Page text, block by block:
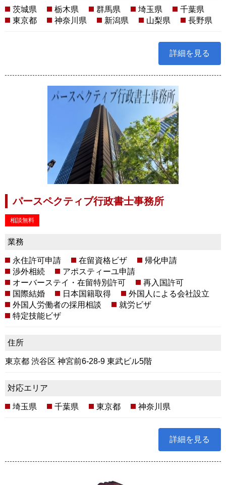
茨城県 栃木県 群馬県 埼玉県
千葉県
東京都
神奈川県 新潟県 山梨県 長野県
詳細を見る
パースペクティブ行政書士事務所
相談無料
業務
永住許可申請 在留資格ビザ
帰化申請
渉外相続
アポスティーユ申請
オーバーステイ・在留特別許可
再入国許可
国際結婚
日本国籍取得
外国人による会社設立
外国人労働者の採用相談
就労ビザ
特定技能ビザ
住所
東京都 渋谷区 神宮前6-28-9 東武ビル5階
対応エリア
埼玉県 千葉県 東京都 神奈川県
詳細を見る